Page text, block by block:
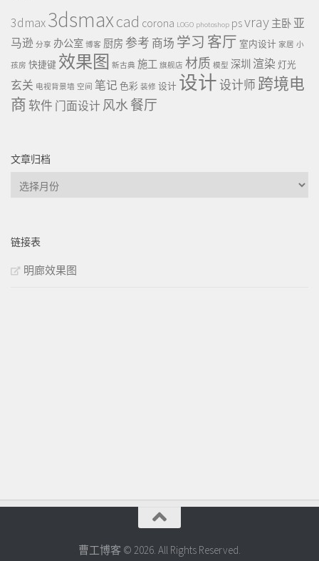
3dmax3dsmaxcad corona LOGO photoshop psvray 主卧 亚
马逊 分享 办公室 博客 厨房 参考 商场 学习 客厅 室内设计 家居 小
孩房 快捷键 效果图 新古典 施工 旗舰店 材质 模型 深圳 渲染 灯光
玄关 电视背景墙 空间 笔记 色彩 装修 设计 设计设计师 跨境电
商软件 门面设计 风水 餐厅
文章归档
文
链接表
明廊效果图
曹工博客 © 2026. All Rights Reserved.